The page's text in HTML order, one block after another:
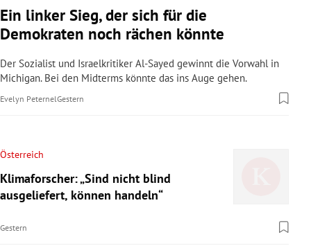
Ein linker Sieg, der sich für die
Demokraten noch rächen könnte
Der Sozialist und Israelkritiker Al-Sayed gewinnt die Vorwahl in
Michigan. Bei den Midterms könnte das ins Auge gehen.
Evelyn PeternelGestern
Österreich
Klimaforscher: „Sind nicht blind
ausgeliefert, können handeln“
Gestern